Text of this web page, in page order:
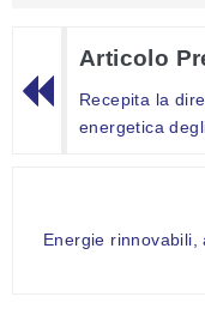
Articolo
Recepita la
energetica
Energie rinnovabili,